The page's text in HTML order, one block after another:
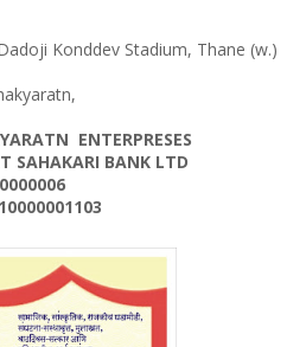
Konddev Stadium, Thane (w.)
Shakyaratn,
ENTERPRESES
SAHAKARI BANK LTD